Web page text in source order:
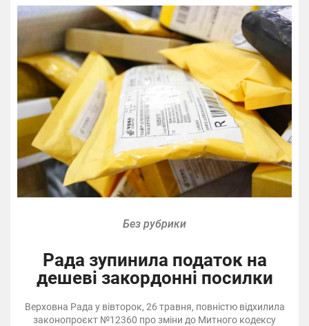
Без рубрики
Рада зупинила податок на
дешеві закордонні посилки
Верховна Рада у вівторок, 26 травня, повністю відхилила
законопроєкт №12360 про зміни до Митного кодексу